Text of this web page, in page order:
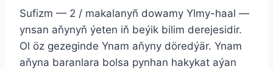
Sufizm — 2 / makalanyñ dowamy Ylmy-haal —
ynsan aňynyň ýeten iň beýik bilim derejesidir.
Ol öz gezeginde Ynam aňyny döredýär. Ynam
aňyna baranlara bolsa pynhan hakykat aýan